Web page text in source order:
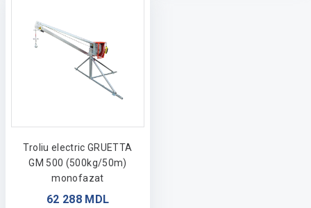
Troliu electric GRUETTA
GM 500 (500kg/50m)
monofazat
62 288 MDL